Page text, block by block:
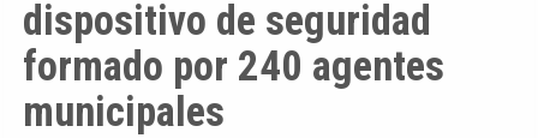
dispositivo de seguridad
formado por 240 agentes
municipales